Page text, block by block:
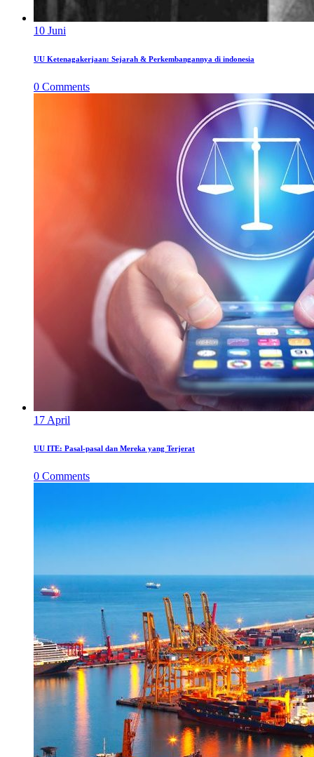
10 Juni
UU Ketenagakerjaan: Sejarah & Perkembangannya di indonesia
0 Comments
17 April
UU ITE: Pasal-pasal dan Mereka yang Terjerat
0 Comments